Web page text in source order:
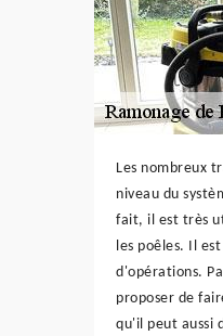
Les nombreux
niveau du
fait, il est très
les poêles. Il
d'opérations.
proposer de
qu'il peut aussi